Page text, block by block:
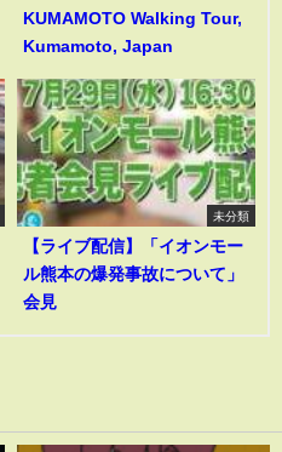
KUMAMOTO Walking Tour,
Kumamoto, Japan
未分類
【ライブ配信】「イオンモー
ル熊本の爆発事故について」
会見